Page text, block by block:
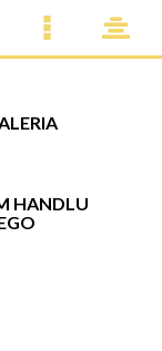
HANDLU
Menu